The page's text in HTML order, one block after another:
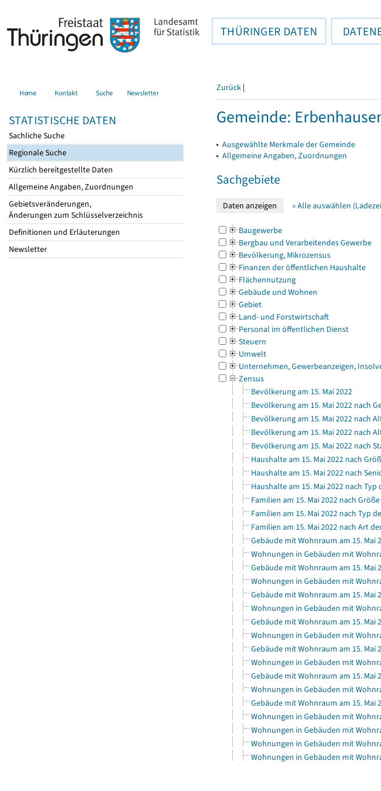
THÜRINGER DATEN
Home Kontakt Suche Newsletter
STATISTISCHE DATEN
Sachliche Suche
Regionale Suche
Kürzlich bereitgestellte Daten
Allgemeine Angaben, Zuordnungen
Gebietsveränderungen,
Änderungen zum Schlüsselverzeichnis
Definitionen und Erläuterungen
Newsletter
Zurück |
Gemeinde:
▸ Ausgewählte Merkmale der Gemeinde
▸ Allgemeine Angaben, Zuordnungen
Sachgebiete
» Alle auswählen
Baugewerbe
Bergbau und Verarbeitendes Gewerbe
Bevölkerung, Mikrozensus
Finanzen der öffentlichen Haushalte
Flächennutzung
Gebäude und Wohnen
Gebiet
Land- und Forstwirtschaft
Personal im öffentlichen Dienst
Steuern
Umwelt
Unternehmen, Gewerbeanzeigen,
Zensus
Bevölkerung am 15. Mai 2022
Bevölkerung am 15. Mai 2022 nach
Bevölkerung am 15. Mai 2022 nach
Bevölkerung am 15. Mai 2022 nach
Bevölkerung am 15. Mai 2022 nach
Haushalte am 15. Mai 2022 nach
Haushalte am 15. Mai 2022 nach
Haushalte am 15. Mai 2022 nach
Familien am 15. Mai 2022 nach
Familien am 15. Mai 2022 nach Typ
Familien am 15. Mai 2022 nach Art
Gebäude mit Wohnraum am 15. Mai
Wohnungen in Gebäuden mit
Gebäude mit Wohnraum am 15. Mai
Wohnungen in Gebäuden mit
Gebäude mit Wohnraum am 15. Mai
Wohnungen in Gebäuden mit
Gebäude mit Wohnraum am 15. Mai
Wohnungen in Gebäuden mit
Gebäude mit Wohnraum am 15. Mai
Wohnungen in Gebäuden mit
Gebäude mit Wohnraum am 15. Mai
Wohnungen in Gebäuden mit
Gebäude mit Wohnraum am 15. Mai
Wohnungen in Gebäuden mit
Wohnungen in Gebäuden mit
Wohnungen in Gebäuden mit
Wohnungen in Gebäuden mit